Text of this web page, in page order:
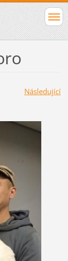
Následující